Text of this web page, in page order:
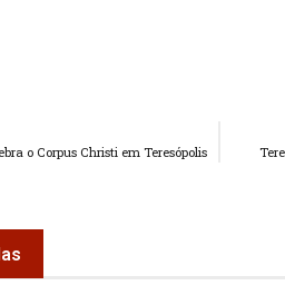
o Corpus Christi em Teresópolis